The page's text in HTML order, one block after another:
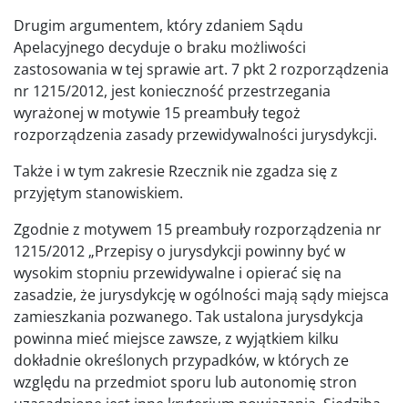
Drugim argumentem, który zdaniem Sądu
Apelacyjnego decyduje o braku możliwości
zastosowania w tej sprawie art. 7 pkt 2 rozporządzenia
nr 1215/2012, jest konieczność przestrzegania
wyrażonej w motywie 15 preambuły tegoż
rozporządzenia zasady przewidywalności jurysdykcji.
Także i w tym zakresie Rzecznik nie zgadza się z
przyjętym stanowiskiem.
Zgodnie z motywem 15 preambuły rozporządzenia nr
1215/2012 „Przepisy o jurysdykcji powinny być w
wysokim stopniu przewidywalne i opierać się na
zasadzie, że jurysdykcję w ogólności mają sądy miejsca
zamieszkania pozwanego. Tak ustalona jurysdykcja
powinna mieć miejsce zawsze, z wyjątkiem kilku
dokładnie określonych przypadków, w których ze
względu na przedmiot sporu lub autonomię stron